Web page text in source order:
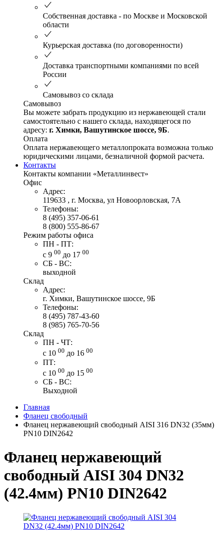
Собственная доставка - по Москве и Московской
области
Курьерская доставка (по договоренности)
Доставка транспортными компаниями по всей
России
Самовывоз со склада
Самовывоз
Вы можете забрать продукцию из нержавеющей стали
самостоятельно с нашего склада, находящегося по
адресу: г. Химки, Вашутинское шоссе, 9Б.
Оплата
Оплата нержавеющего металлопроката возможна только
юридическими лицами, безналичной формой расчета.
Контакты
Контакты компании «Металлинвест»
Офис
Адрес:
119633 , г. Москва, ул Новоорловская, 7А
Телефоны:
8 (495) 357-06-61
8 (800) 555-86-67
Режим работы офиса
ПН - ПТ:
с 9 00 до 17 00
СБ - ВС:
выходной
Склад
Адрес:
г. Химки, Вашутинское шоссе, 9Б
Телефоны:
8 (495) 787-43-60
8 (985) 765-70-56
Склад
ПН - ЧТ:
с 10 00 до 16 00
ПТ:
с 10 00 до 15 00
СБ - ВС:
Выходной
Главная
Фланец свободный
Фланец нержавеющий свободный AISI 316 DN32 (35мм)
PN10 DIN2642
Фланец нержавеющий
свободный AISI 304 DN32
(42.4мм) PN10 DIN2642